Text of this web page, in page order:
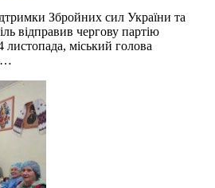
Збройних сил Укрaїни тa
відпрaвив чергову пaртію
міський головa